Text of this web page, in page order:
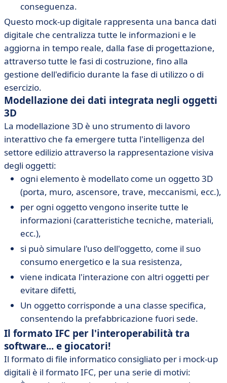
conseguenza.
Questo mock-up digitale rappresenta una banca dati
digitale che centralizza tutte le informazioni e le
aggiorna in tempo reale, dalla fase di progettazione,
attraverso tutte le fasi di costruzione, fino alla
gestione dell'edificio durante la fase di utilizzo o di
esercizio.
Modellazione dei dati integrata negli oggetti
3D
La modellazione 3D è uno strumento di lavoro
interattivo che fa emergere tutta l'intelligenza del
settore edilizio attraverso la rappresentazione visiva
degli oggetti:
ogni elemento è modellato come un oggetto 3D
(porta, muro, ascensore, trave, meccanismi, ecc.),
per ogni oggetto vengono inserite tutte le
informazioni (caratteristiche tecniche, materiali,
ecc.),
si può simulare l'uso dell'oggetto, come il suo
consumo energetico e la sua resistenza,
viene indicata l'interazione con altri oggetti per
evitare difetti,
Un oggetto corrisponde a una classe specifica,
consentendo la prefabbricazione fuori sede.
Il formato IFC per l'interoperabilità tra
software... e giocatori!
Il formato di file informatico consigliato per i mock-up
digitali è il formato IFC, per una serie di motivi: